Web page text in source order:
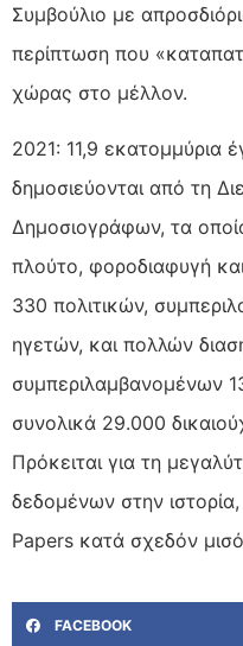
Συμβούλιο με
περίπτωση που
χώρας στο μέλλον.
2021: 11,9 εκατομμύρια
δημοσιεύονται από τη
Δημοσιογράφων, τα
πλούτο, φοροδιαφυγή
330 πολιτικών,
ηγετών, και πολλών
συμπεριλαμβανομένων
συνολικά 29.000
Πρόκειται για τη
δεδομένων στην
Papers κατά σχεδόν
FACEBOOK